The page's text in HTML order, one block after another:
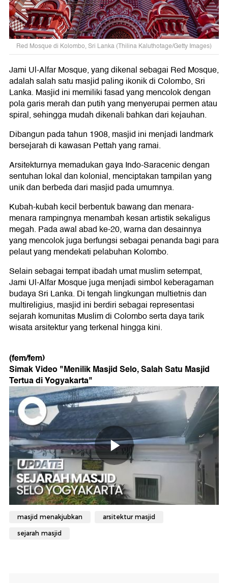
Red Mosque di Kolombo, Sri Lanka (Thilina Kaluthotage/Getty Images)
Jami Ul-Alfar Mosque, yang dikenal sebagai Red Mosque,
adalah salah satu masjid paling ikonik di Colombo, Sri
Lanka. Masjid ini memiliki fasad yang mencolok dengan
pola garis merah dan putih yang menyerupai permen atau
spiral, sehingga mudah dikenali bahkan dari kejauhan.
Dibangun pada tahun 1908, masjid ini menjadi landmark
bersejarah di kawasan Pettah yang ramai.
Arsitekturnya memadukan gaya Indo-Saracenic dengan
sentuhan lokal dan kolonial, menciptakan tampilan yang
unik dan berbeda dari masjid pada umumnya.
Kubah-kubah kecil berbentuk bawang dan menara-
menara rampingnya menambah kesan artistik sekaligus
megah. Pada awal abad ke-20, warna dan desainnya
yang mencolok juga berfungsi sebagai penanda bagi para
pelaut yang mendekati pelabuhan Kolombo.
Selain sebagai tempat ibadah umat muslim setempat,
Jami Ul-Alfar Mosque juga menjadi simbol keberagaman
budaya Sri Lanka. Di tengah lingkungan multietnis dan
multireligius, masjid ini berdiri sebagai representasi
sejarah komunitas Muslim di Colombo serta daya tarik
wisata arsitektur yang terkenal hingga kini.
(fem/fem)
Simak Video "Menilik Masjid Selo, Salah Satu Masjid
Tertua di Yogyakarta"
masjid menakjubkan arsitektur masjid
sejarah masjid